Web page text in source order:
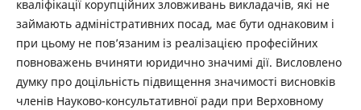
кваліфікації корупційних зловживань викладачів, які не
займають адміністративних посад, має бути однаковим і
при цьому не пов’язаним із реалізацією професійних
повноважень вчиняти юридично значимі дії. Висловлено
думку про доцільність підвищення значимості висновків
членів Науково-консультативної ради при Верховному